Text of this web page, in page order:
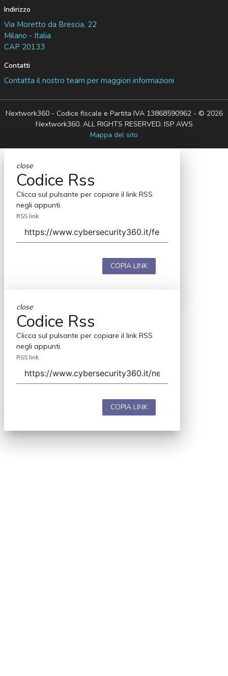
Indirizzo
Via Moretto da Brescia, 22
Milano - Italia
CAP 20133
Contatti
Contatta il nostro team per maggiori informazioni
Nextwork360 - Codice fiscale e Partita IVA 13868590962 - © 2026
Nextwork360. ALL RIGHTS RESERVED. ISP AWS
Mappa del sito
close
Codice Rss
Clicca sul pulsante per copiare il link RSS
negli appunti.
RSS link
COPIA LINK
close
Codice Rss
Clicca sul pulsante per copiare il link RSS
negli appunti.
RSS link
COPIA LINK